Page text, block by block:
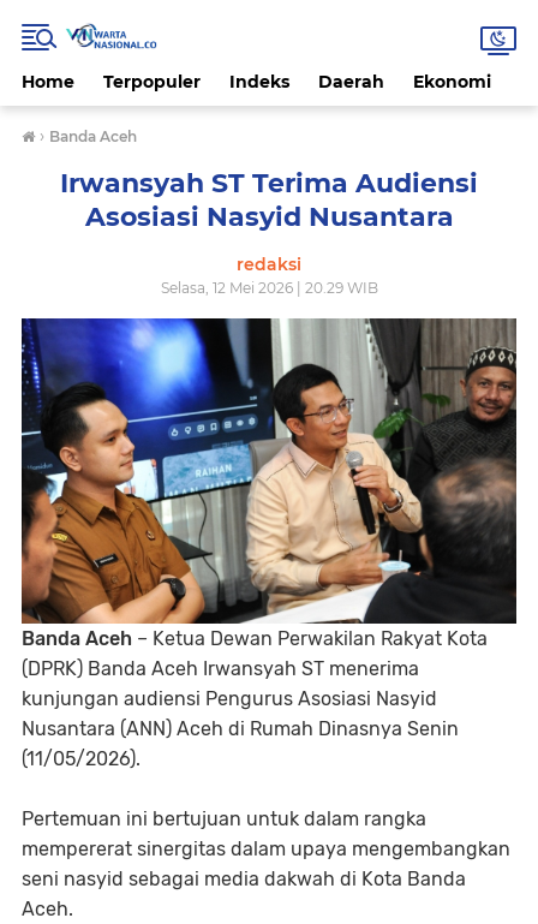
Home Terpopuler Indeks Daerah Ekonomi
› Banda Aceh
Irwansyah ST Terima Audiensi
Asosiasi Nasyid Nusantara
redaksi
Selasa, 12 Mei 2026 | 20.29 WIB
Banda Aceh – Ketua Dewan Perwakilan Rakyat Kota
(DPRK) Banda Aceh Irwansyah ST menerima
kunjungan audiensi Pengurus Asosiasi Nasyid
Nusantara (ANN) Aceh di Rumah Dinasnya Senin
(11/05/2026).
Pertemuan ini bertujuan untuk dalam rangka
mempererat sinergitas dalam upaya mengembangkan
seni nasyid sebagai media dakwah di Kota Banda
Aceh.